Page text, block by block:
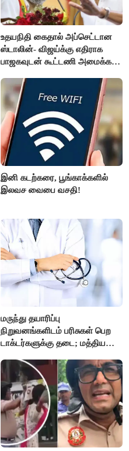
உதயநிதி கைதால் அப்செட்டான
ஸ்டாலின்- விஜய்க்கு எதிராக
பாஜகவுடன் கூட்டணி அமைக்க
இனி கடற்கரை, பூங்காக்களில்
இலவச வைபை வசதி!
மருந்து தயாரிப்பு
நிறுவனங்களிடம் பரிசுகள் பெற
டாக்டர்களுக்கு தடை; மத்திய